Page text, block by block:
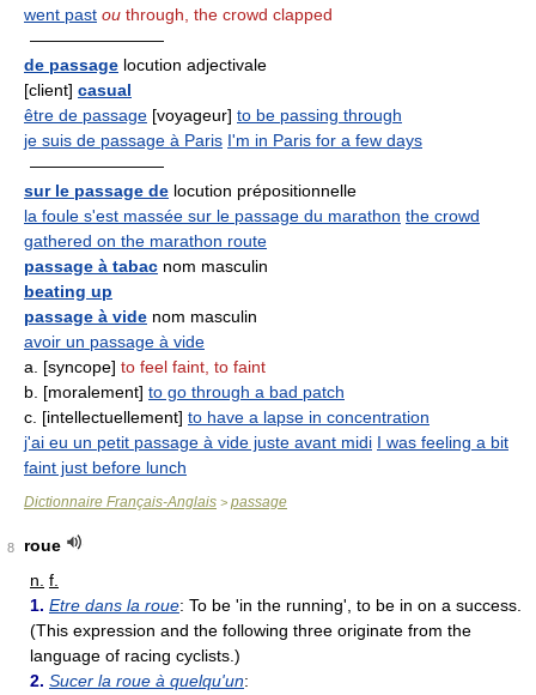
went past ou through, the crowd clapped
————————
de passage locution adjectivale
[client] casual
être de passage [voyageur] to be passing through
je suis de passage à Paris I'm in Paris for a few days
————————
sur le passage de locution prépositionnelle
la foule s'est massée sur le passage du marathon the crowd
gathered on the marathon route
passage à tabac nom masculin
beating up
passage à vide nom masculin
avoir un passage à vide
a. [syncope] to feel faint, to faint
b. [moralement] to go through a bad patch
c. [intellectuellement] to have a lapse in concentration
j'ai eu un petit passage à vide juste avant midi I was feeling a bit
faint just before lunch
Dictionnaire Français-Anglais > passage
8
roue
n. f.
1. Etre dans la roue: To be 'in the running', to be in on a success.
(This expression and the following three originate from the
language of racing cyclists.)
2. Sucer la roue à quelqu'un: